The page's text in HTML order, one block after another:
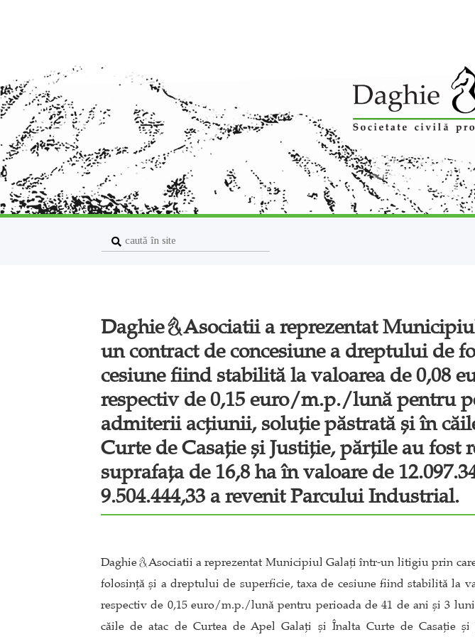
Daghie&Asociatii a reprezentat
un contract de concesiune a dreptului de
cesiune fiind stabilită la valoarea de
respectiv de 0,15 euro/m.p./lună pentru
admiterii acțiunii, soluție păstrată și în
Curte de Casație și Justiție, părțile au
suprafața de 16,8 ha în valoare de
9.504.444,33 a revenit Parcului Industrial.
Daghie&Asociatii a reprezentat Municipiul Galați într-un litigiu prin
folosință și a dreptului de superficie, taxa de cesiune fiind stabilită la
respectiv de 0,15 euro/m.p./lună pentru perioada de 41 de ani și 3
căile de atac de Curtea de Apel Galați și Înalta Curte de Casație